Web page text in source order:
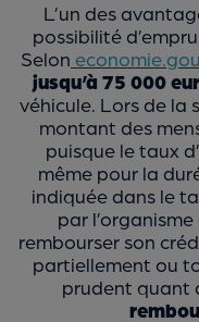
L’un des
possibilité
Selon
jusqu’à 75 000
véhicule. Lors de la
montant des
puisque le taux
même pour la
indiquée dans le
par
rembourser son
partiellement ou
prudent quant